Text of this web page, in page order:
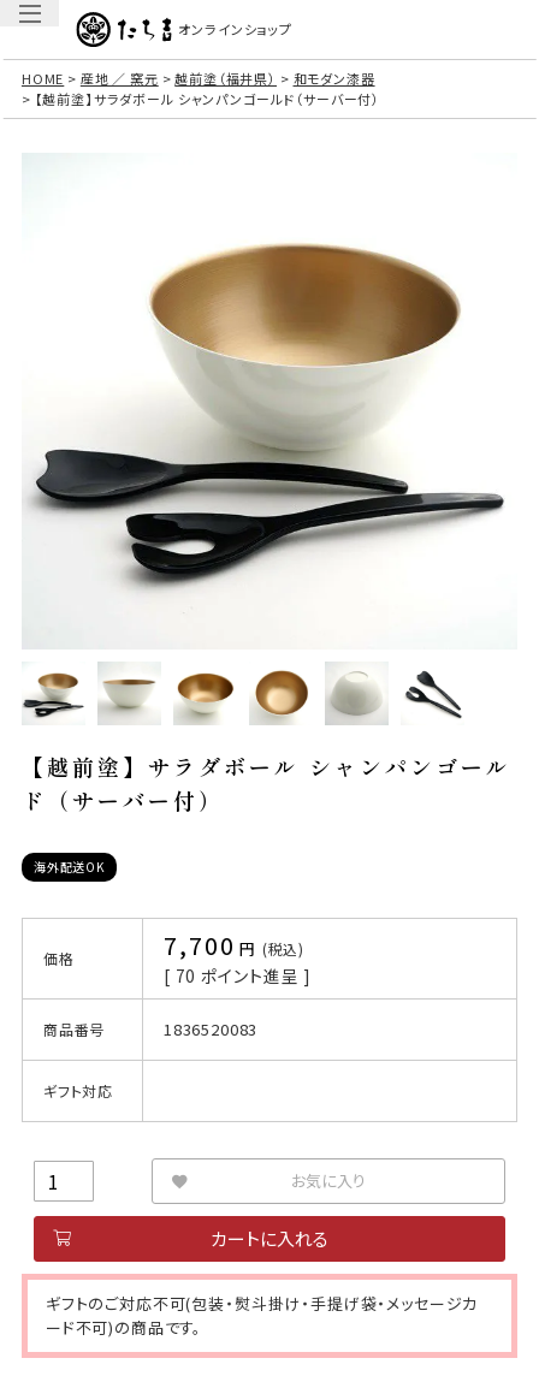
オンラインショップ
HOME 産地 ／ 窯元 越前塗（福井県）
和モダン漆器
【越前塗】サラダボール シャンパンゴールド（サーバー付）
【越前塗】サラダボール シャンパンゴール
ド（サーバー付）
海外配送OK
価格 7,700 税込
[ 70 ポイント進呈 ]
商品番号 1836520083
ギフト対応
お気に入り
カートに入れる
ギフトのご対応不可(包装・熨斗掛け・手提げ袋・メッセージカ
ード不可)の商品です。